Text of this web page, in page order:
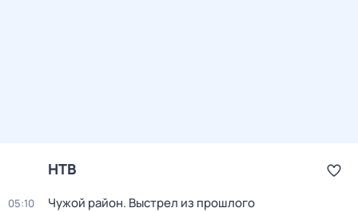
НТВ
05:10 Чужой район. Выстрел из прошлого